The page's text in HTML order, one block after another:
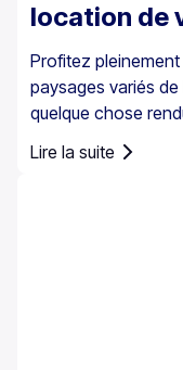
location de
Profitez
paysages variés
quelque chose
voiture. Il est
Grèce, l’assurance
Lire la suite